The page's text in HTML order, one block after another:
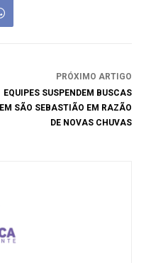
PRÓXIMO ARTIGO
EQUIPES SUSPENDEM BUSCAS
EM SÃO SEBASTIÃO EM RAZÃO
DE NOVAS CHUVAS